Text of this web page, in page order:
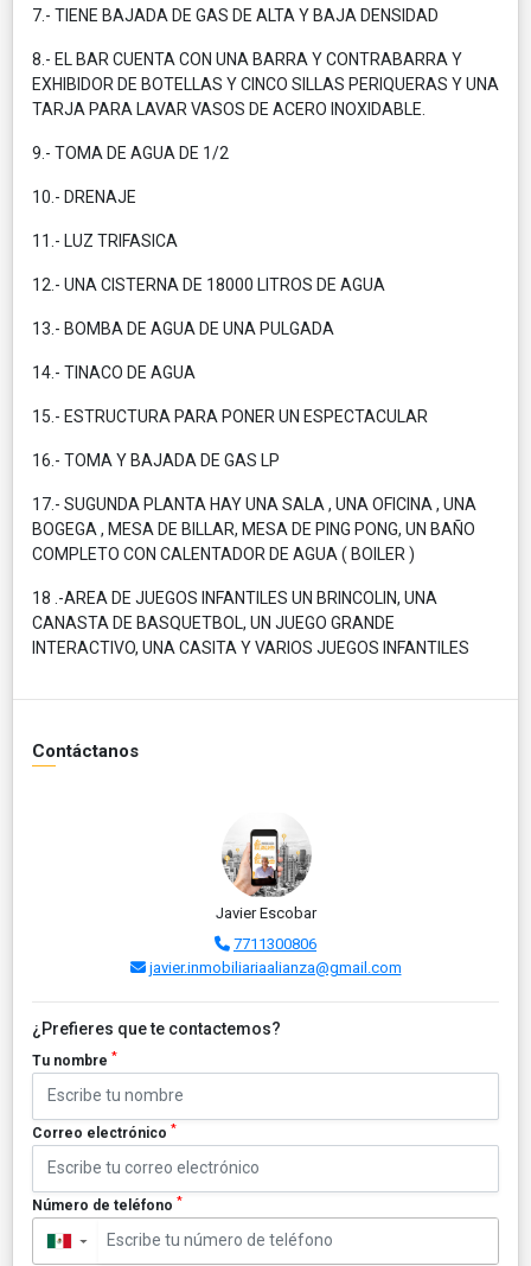
7.- TIENE BAJADA DE GAS DE ALTA Y BAJA DENSIDAD
8.- EL BAR CUENTA CON UNA BARRA Y CONTRABARRA Y
EXHIBIDOR DE BOTELLAS Y CINCO SILLAS PERIQUERAS Y UNA
TARJA PARA LAVAR VASOS DE ACERO INOXIDABLE.
9.- TOMA DE AGUA DE 1/2
10.- DRENAJE
11.- LUZ TRIFASICA
12.- UNA CISTERNA DE 18000 LITROS DE AGUA
13.- BOMBA DE AGUA DE UNA PULGADA
14.- TINACO DE AGUA
15.- ESTRUCTURA PARA PONER UN ESPECTACULAR
16.- TOMA Y BAJADA DE GAS LP
17.- SUGUNDA PLANTA HAY UNA SALA , UNA OFICINA , UNA
BOGEGA , MESA DE BILLAR, MESA DE PING PONG, UN BAÑO
COMPLETO CON CALENTADOR DE AGUA ( BOILER )
18 .-AREA DE JUEGOS INFANTILES UN BRINCOLIN, UNA
CANASTA DE BASQUETBOL, UN JUEGO GRANDE
INTERACTIVO, UNA CASITA Y VARIOS JUEGOS INFANTILES
Contáctanos
Javier Escobar
7711300806
javier.inmobiliariaalianza@gmail.com
¿Prefieres que te contactemos?
Tu nombre *
Correo electrónico *
Número de teléfono *
▼